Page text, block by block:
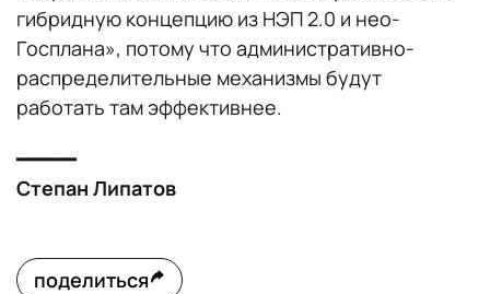
гибридную концепцию из НЭП 2.0 и нео-
Госплана», потому что административно-
распределительные механизмы будут
работать там эффективнее.
━━━━━
Степан Липатов
поделиться